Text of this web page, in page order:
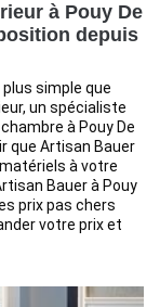
à Pouy De
depuis
plus simple que
un spécialiste
à Pouy De
que Artisan Bauer
à votre
Bauer à Pouy
prix pas chers
votre prix et